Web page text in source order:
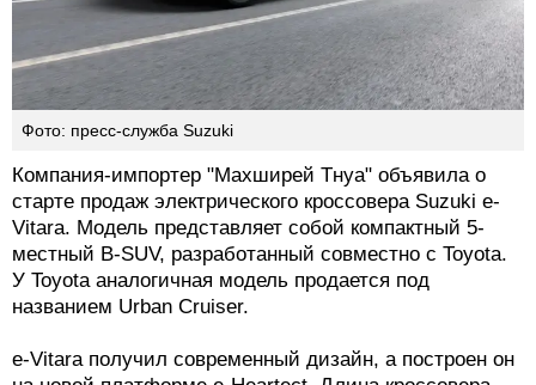
Фото: пресс-служба Suzuki
Компания-импортер "Махширей Тнуа" объявила о
старте продаж электрического кроссовера Suzuki e-
Vitara. Модель представляет собой компактный 5-
местный B-SUV, разработанный совместно с Toyota.
У Toyota аналогичная модель продается под
названием Urban Cruiser.
e-Vitara получил современный дизайн, а построен он